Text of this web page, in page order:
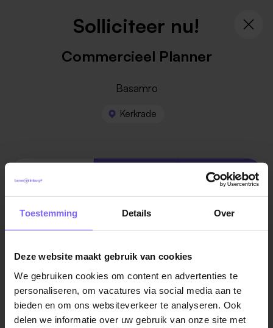
Toestemming Details Over
Deze website maakt gebruik van cookies
We gebruiken cookies om content en advertenties te
personaliseren, om vacatures via social media aan te
bieden en om ons websiteverkeer te analyseren. Ook
delen we informatie over uw gebruik van onze site met
Solliciteer nu!
Commercieel Planner
Basamro
Kerkrade
3
Jouw gegevens
Voornaam*